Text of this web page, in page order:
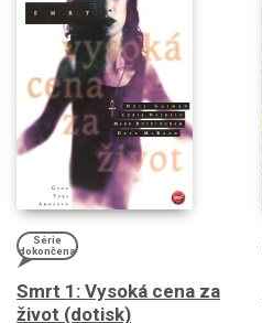
Série
dokončena
Smrt 1: Vysoká cena za
život (dotisk)